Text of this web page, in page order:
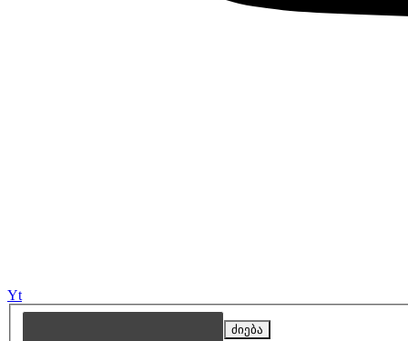
Yt
ძიება